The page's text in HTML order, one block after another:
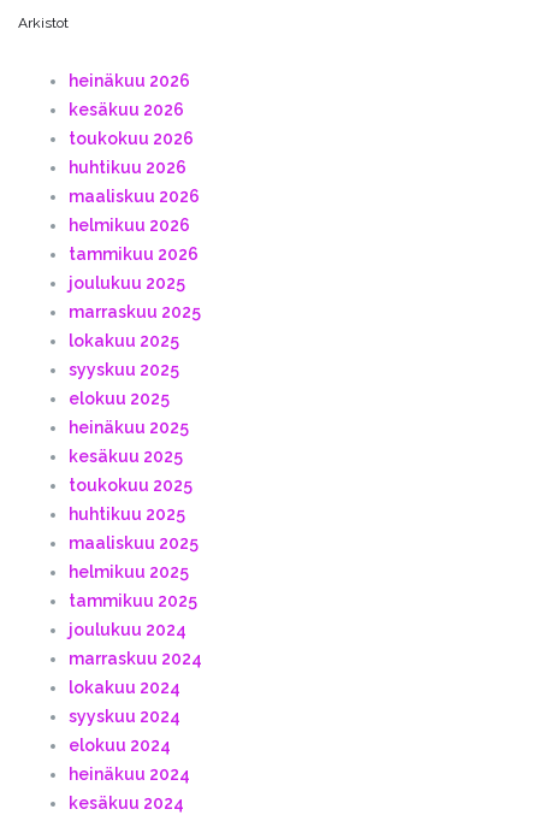
Arkistot
heinäkuu 2026
kesäkuu 2026
toukokuu 2026
huhtikuu 2026
maaliskuu 2026
helmikuu 2026
tammikuu 2026
joulukuu 2025
marraskuu 2025
lokakuu 2025
syyskuu 2025
elokuu 2025
heinäkuu 2025
kesäkuu 2025
toukokuu 2025
huhtikuu 2025
maaliskuu 2025
helmikuu 2025
tammikuu 2025
joulukuu 2024
marraskuu 2024
lokakuu 2024
syyskuu 2024
elokuu 2024
heinäkuu 2024
kesäkuu 2024